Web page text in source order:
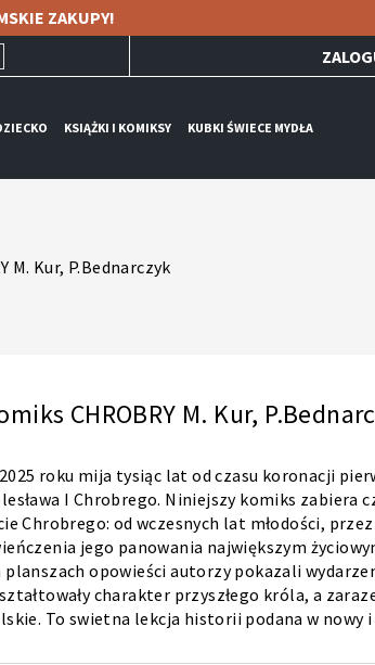
ZAKUPY!
KSIĄŻKI I KOMIKSY KUBKI ŚWIECE MYDŁA
M. Kur, P.Bednarczyk
CHROBRY M. Kur,
roku mija tysiąc lat od czasu koronacji
I Chrobrego. Niniejszy komiks zabiera
Chrobrego: od wczesnych lat młodości,
jego panowania największym
planszach opowieści autorzy pokazali
charakter przyszłego króla, a
To swietna lekcja historii podana w nowy i